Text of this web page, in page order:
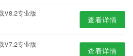
V8.2专业版
查看详情
V7.2专业版
查看详情